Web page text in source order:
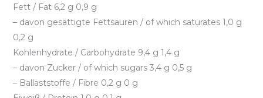
Fett / Fat 6,2 g 0,9 g
– davon gesättigte Fettsäuren / of which saturates 1,0 g
0,2 g
Kohlenhydrate / Carbohydrate 9,4 g 1,4 g
– davon Zucker / of which sugars 3,4 g 0,5 g
– Ballaststoffe / Fibre 0,2 g 0 g